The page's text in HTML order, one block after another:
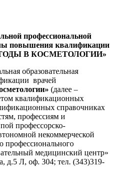
профессиональной
повышения квалификации
В КОСМЕТОЛОГИИ»
образовательная
врачей
(далее –
квалификационных
справочниках
профессиям и
профессорско-
некоммерческой
профессионального
медицинский центр»
д.5 Л, оф. 304; тел. (343)319-